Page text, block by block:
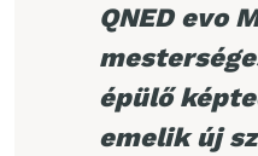
QNED evo
épülő
emelik új